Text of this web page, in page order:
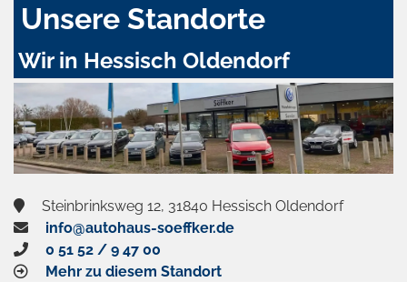
Unsere Standorte
Wir in Hessisch Oldendorf
Steinbrinksweg 12, 31840 Hessisch Oldendorf
info@autohaus-soeffker.de
0 51 52 / 9 47 00
Mehr zu diesem Standort